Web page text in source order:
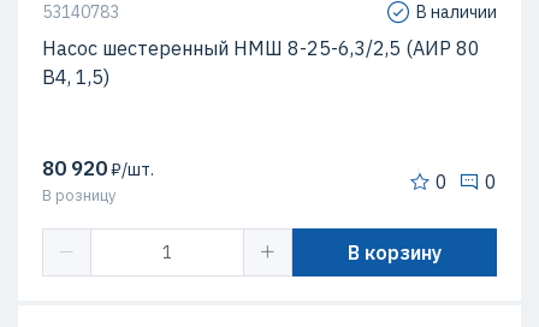
53140783 В наличии
Насос шестеренный НМШ 8-25-6,3/2,5 (АИР 80
В4, 1,5)
80 920₽/шт.
В розницу
0 0
В корзину